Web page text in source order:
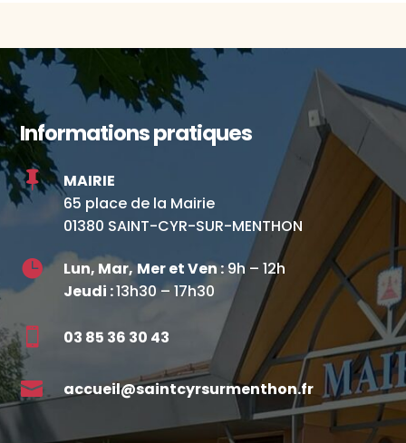
Informations pratiques

MAIRIE
65 place de la Mairie
01380 SAINT-CYR-SUR-MENTHON
 Lun, Mar,Mer et Ven :9h – 12h
Jeudi :13h30 – 17h30
 03 85 36 30 43
 accueil@saintcyrsurmenthon.fr